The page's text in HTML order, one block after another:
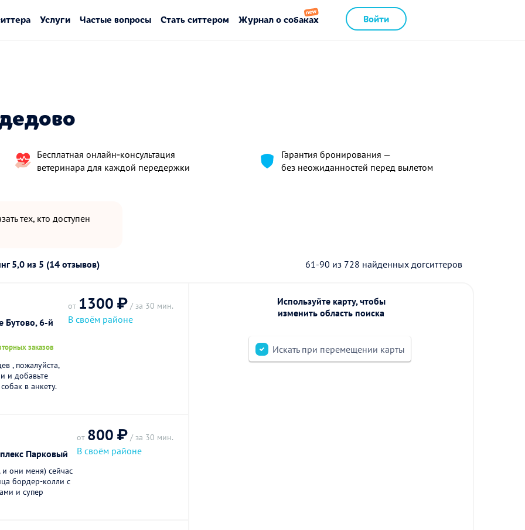
Войти
Услуги Частые вопросы Стать ситтером Журнал о собаках
Бесплатная онлайн‑консультация
ветеринара для каждой передержки
Гарантия бронирования —
без неожиданностей перед вылетом
тех, кто доступен
5,0 из 5 (14 отзывов) 61-90 из 728 найденных догситтеров
Бутово, 6-й
заказов
, пожалуйста,
и добавьте
в анкету.
от 1300 ₽ / за 30 мин.
В своём районе
Парковый
они меня) сейчас
бордер-колли с
и супер
от 800 ₽ / за 30 мин.
В своём районе
Используйте карту, чтобы
изменить область поиска
Искать при перемещении карты